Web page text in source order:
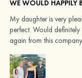
WE WOULD HAPPILY
My daughter is very
perfect. Would
again from this